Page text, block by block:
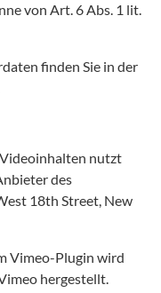
von Art. 6 Abs. 1 lit.
finden Sie in der
nutzt
des
18th Street, New
Vimeo-Plugin wird
hergestellt.